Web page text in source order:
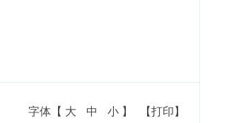
字体【 大 中 小 】 【打印】